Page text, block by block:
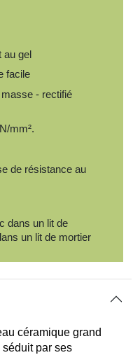
au gel
facile
- rectifié
mm².
de résistance au
dans un lit de
un lit de mortier
céramique grand
par ses